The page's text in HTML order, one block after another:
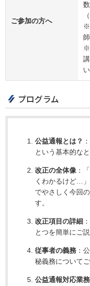
ご参加の方へ
※
※
プログラム
公益通報とは？
という基本的な
改正の全体像 ：
くわかるけど…
でやさしく今回
す。
改正項目の詳細
とつを簡単にご説
従事者の義務 ：
秘義務についてご
公益通報対応業